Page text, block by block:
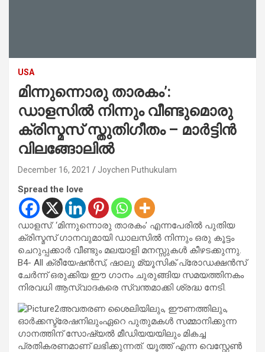
USA
മിന്നുന്നൊരു താരകം’:
ഡാളസിൽ നിന്നും വീണ്ടുമൊരു
ക്രിസ്മസ് സ്തുതിഗീതം – മാർട്ടിൻ
വിലങ്ങോലിൽ
December 16, 2021 Joychen Puthukulam
Spread the love
ഡാളസ്: ‘മിന്നുന്നൊരു താരകം’ എന്നപേരിൽ പുതിയ
ക്രിസ്മസ് ഗാനവുമായി ഡാലസിൽ നിന്നും ഒരു കൂട്ടം
ചെറുപ്പക്കാർ വീണ്ടും മലയാളി മനസ്സുകൾ കീഴടക്കുന്നു.
B4- All ക്രീയേഷൻസ്, ഷാലു മ്യൂസിക് പ്രോഡക്ഷൻസ്
ചേർന്ന് ഒരുക്കിയ ഈ ഗാനം ചുരുങ്ങിയ സമയത്തിനകം
നിരവധി ആസ്വാദകരെ സ്വന്തമാക്കി ശ്രദ്ധ നേടി.
അവതരണ ശൈലിയിലും, ഈണത്തിലും,
ഓർക്കസ്ട്രേഷനിലുംഏറെ പുതുമകൾ സമ്മാനിക്കുന്ന
ഗാനത്തിന് സോഷ്യൽ മീഡിയയയിലും മികച്ച
പ്രതികരണമാണ് ലഭിക്കുന്നത്. യൂത്ത് എന്ന വെസ്റ്റേൺ